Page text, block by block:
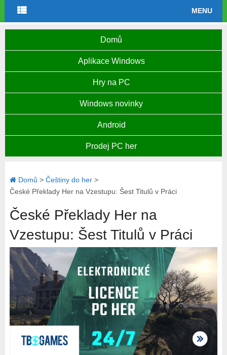
MENU
Domů
Aplikace Windows
Hry na PC
Windows novinky
Android
Prodej PC her
Domů > Češtiny do her>
České Překlady Her na Vzestupu: Šest Titulů v Práci
České Překlady Her na
Vzestupu: Šest Titulů v Práci